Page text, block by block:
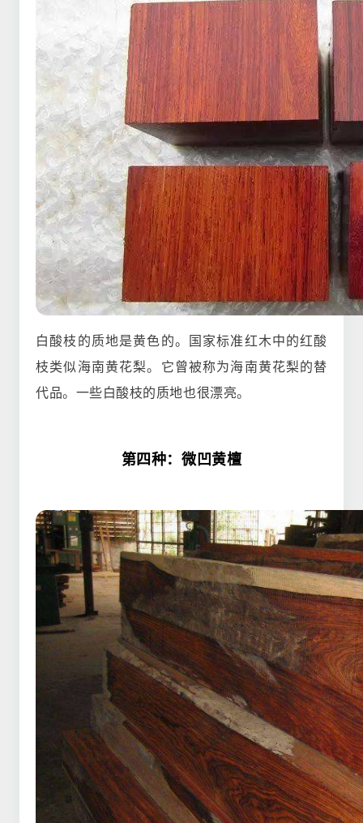
白酸枝的质地是黄色的。国家标准红木中的红酸
枝类似海南黄花梨。它曾被称为海南黄花梨的替
代品。一些白酸枝的质地也很漂亮。
第四种：微凹黄檀